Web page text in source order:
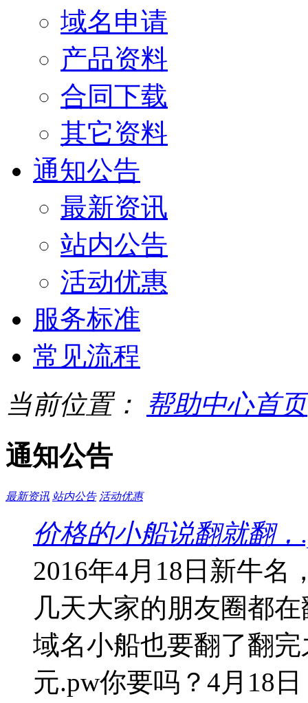
域名申请
产品资料
合同下载
其它资料
通知公告
最新资讯
站内公告
活动优惠
服务标准
常见流程
当前位置：
帮助中心首页
通知公告
最新资讯 站内公告 活动优惠
价格的小船说翻就翻，
2016年4月18日新牛名
几天大家的朋友圈都
域名小船也要翻了翻
元.pw你要吗？4月18